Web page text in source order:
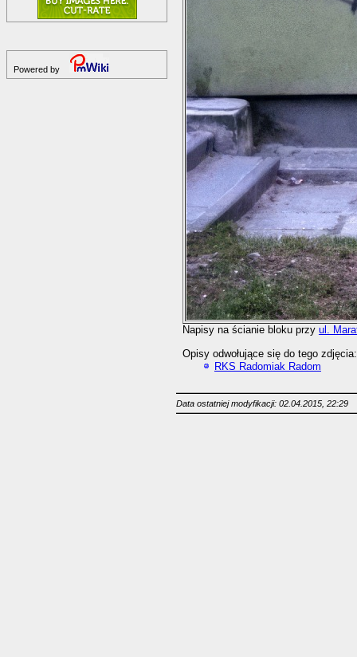
Powered by
Napisy na ścianie bloku przy ul.
Opisy odwołujące się do tego zdjęcia:
RKS Radomiak Radom
Data ostatniej modyfikacji: 02.04.2015, 22:29